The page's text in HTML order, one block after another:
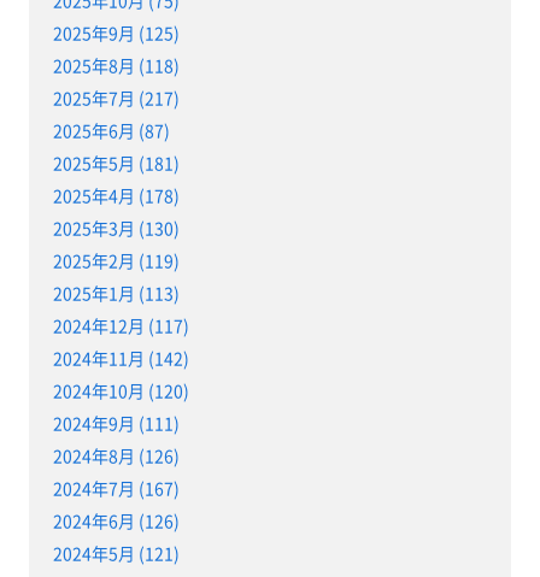
2025年9月 (125)
2025年8月 (118)
2025年7月 (217)
2025年6月 (87)
2025年5月 (181)
2025年4月 (178)
2025年3月 (130)
2025年2月 (119)
2025年1月 (113)
2024年12月 (117)
2024年11月 (142)
2024年10月 (120)
2024年9月 (111)
2024年8月 (126)
2024年7月 (167)
2024年6月 (126)
2024年5月 (121)